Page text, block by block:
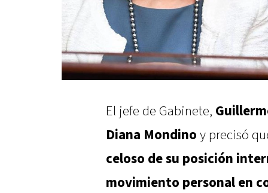
El jefe de Gabinete,
Diana Mondino y precisó
celoso de su posición
movimiento personal en